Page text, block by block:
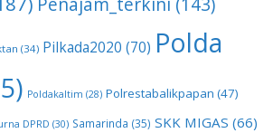
(34) Pilkada2020 (70) Polda
Poldakaltim (28) Polrestabalikpapan (47)
DPRD (30) Samarinda (35) SKK MIGAS (66)